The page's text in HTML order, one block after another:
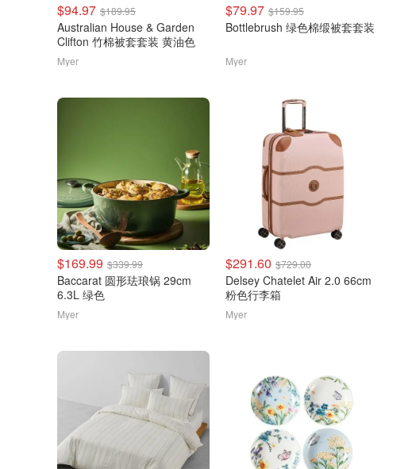
$94.97 $189.95
Australian House & Garden
Clifton 竹棉被套套装 黄油色
Myer
$79.97 $159.95
Bottlebrush 绿色棉缎被套套装
Myer
$169.99 $339.99
Baccarat 圆形珐琅锅 29cm
6.3L 绿色
Myer
$291.60 $729.00
Delsey Chatelet Air 2.0 66cm
粉色行李箱
Myer